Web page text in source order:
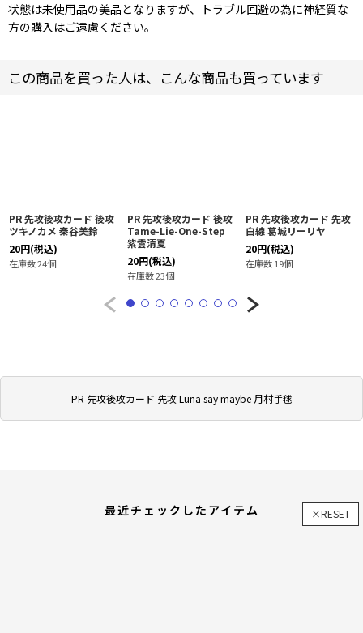
PR 先攻後攻カード 先攻 Luna say maybe 月村手毬
状態は未使用品の美品となりますが、トラブル回避の為に神経質な
方の購入はご遠慮ください。
この商品を買った人は、こんな商品も買っています
PR 先攻後攻カード 後攻
ツキノカメ 秦谷美鈴
20円(税込)
在庫数 24個
PR 先攻後攻カード 後攻
Tame-Lie-One-Step
紫雲清夏
20円(税込)
在庫数 23個
PR 先攻後攻カード 先攻
白線 葛城リーリヤ
20円(税込)
在庫数 19個
最近チェックしたアイテム ×RESET